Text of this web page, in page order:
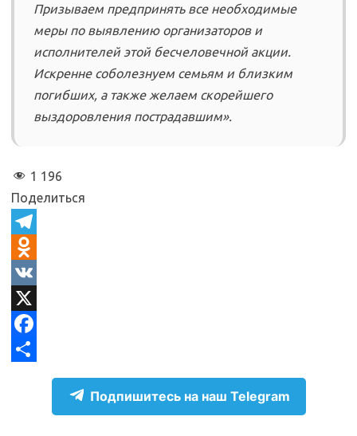
Призываем предпринять все необходимые
меры по выявлению организаторов и
исполнителей этой бесчеловечной акции.
Искренне соболезнуем семьям и близким
погибших, а также желаем скорейшего
выздоровления пострадавшим».
1 196
Поделиться
T
e
e
g
O
d
n
o
V
KX
F
Подпишитесь на наш Telegram